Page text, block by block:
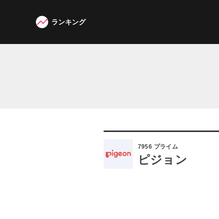
W3G
ランキング
7956 プライム
ピジョン